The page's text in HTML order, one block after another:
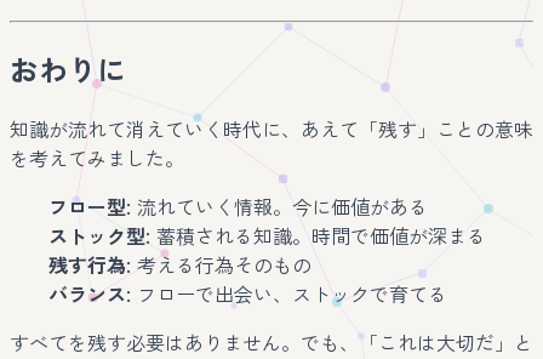
おわりに
知識が流れて消えていく時代に、あえて「残す」ことの意味
を考えてみました。
フロー型: 流れていく情報。今に価値がある
ストック型: 蓄積される知識。時間で価値が深まる
残す行為: 考える行為そのもの
バランス: フローで出会い、ストックで育てる
すべてを残す必要はありません。でも、「これは大切だ」と